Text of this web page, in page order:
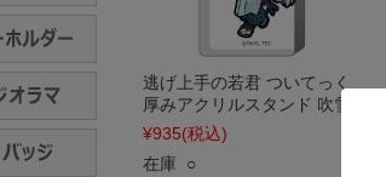
逃げ上手の若君 ついてっく
厚みアクリルスタンド 吹雪
¥935(税込)
在庫 ○